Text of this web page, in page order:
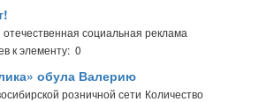
социальная реклама
к элементу: 0
обула Валерию
розничной сети Количество